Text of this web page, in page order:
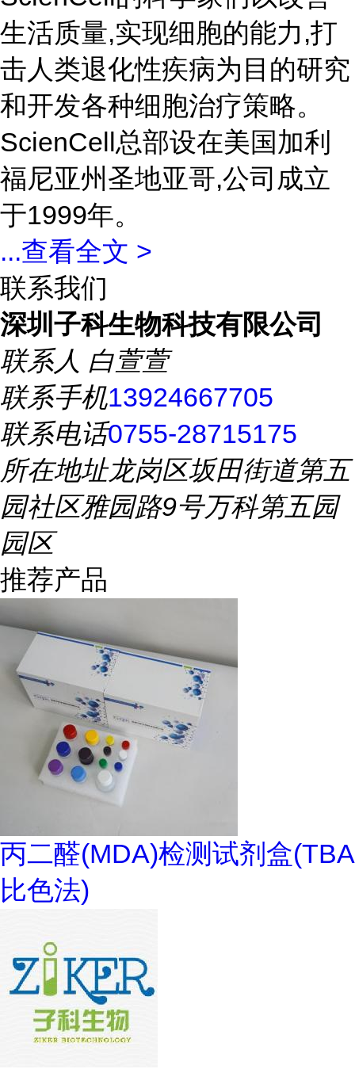
生活质量,实现细胞的能力,打
击人类退化性疾病为目的研究
和开发各种细胞治疗策略。
ScienCell总部设在美国加利
福尼亚州圣地亚哥,公司成立
于1999年。
...查看全文 >
联系我们
深圳子科生物科技有限公司
联系人 白萱萱
联系手机13924667705
联系电话0755-28715175
所在地址龙岗区坂田街道第五
园社区雅园路9号万科第五园
园区
推荐产品
丙二醛(MDA)检测试剂盒(TBA
比色法)